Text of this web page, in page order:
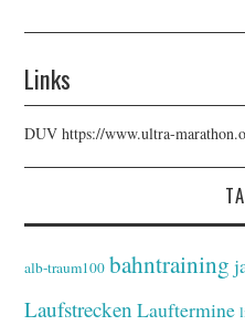
Links
DUVhttps://www.ultra-
alb-traum100 bahntraining
Laufstrecken Lauftermine